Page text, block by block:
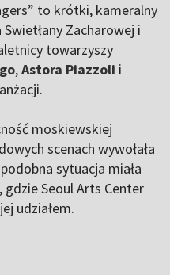
to krótki, kameralny
Zacharowej i
towarzyszy
,Astora Piazzoli i
moskiewskiej
scenach wywołała
sytuacja miała
Seoul Arts Center
udziałem.